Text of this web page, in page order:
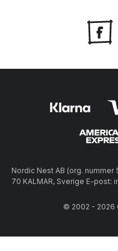
Nordic Nest AB (org.
70 KALMAR, Sverige E-
© 2002 - 2026